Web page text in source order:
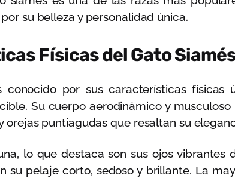
su belleza y personalidad única.
Físicas del Gato
conocido por sus características físicas
Su cuerpo aerodinámico y
orejas puntiagudas que resaltan su
lo que destaca son sus ojos vibrantes
su pelaje corto, sedoso y brillante. La